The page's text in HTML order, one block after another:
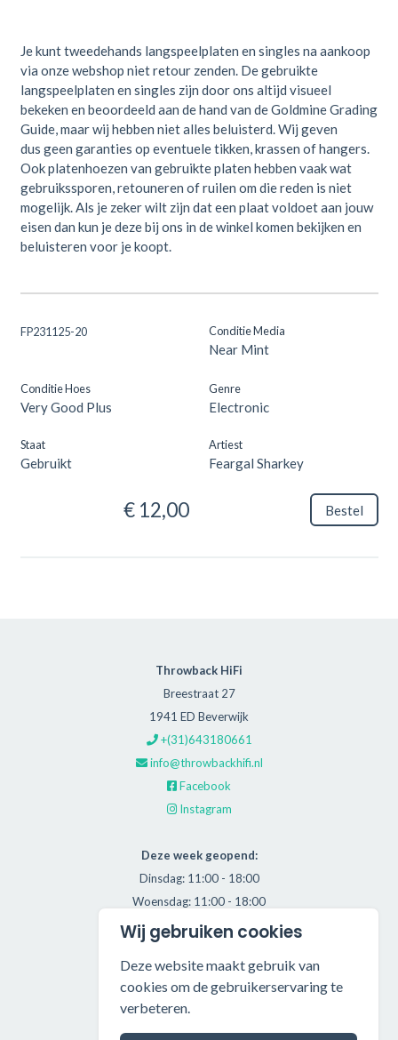
Je kunt tweedehands langspeelplaten en singles na aankoop
via onze webshop niet retour zenden. De gebruikte
langspeelplaten en singles zijn door ons altijd visueel
bekeken en beoordeeld aan de hand van de Goldmine Grading
Guide, maar wij hebben niet alles beluisterd. Wij geven
dus geen garanties op eventuele tikken, krassen of hangers.
Ook platenhoezen van gebruikte platen hebben vaak wat
gebruikssporen, retouneren of ruilen om die reden is niet
mogelijk. Als je zeker wilt zijn dat een plaat voldoet aan jouw
eisen dan kun je deze bij ons in de winkel komen bekijken en
beluisteren voor je koopt.
FP231125-20 Conditie Media
Near Mint
Conditie Hoes
Very Good Plus
Genre
Electronic
Staat
Gebruikt
Artiest
Feargal Sharkey
€ 12,00 Bestel
Throwback HiFi
Breestraat 27
1941 ED Beverwijk
+(31)643180661
info@throwbackhifi.nl
Facebook
Instagram
Deze week geopend:
Dinsdag: 11:00 - 18:00
Woensdag: 11:00 - 18:00
Donderdag: 11:00 - 21:00
Zaterdag: 11:00 - 17:00
Alle getoonde prijzen zijn incl. BTW.
Algemene Voorwaarden
Wij gebruiken cookies
Deze website maakt gebruik van
cookies om de gebruikerservaring te
verbeteren.